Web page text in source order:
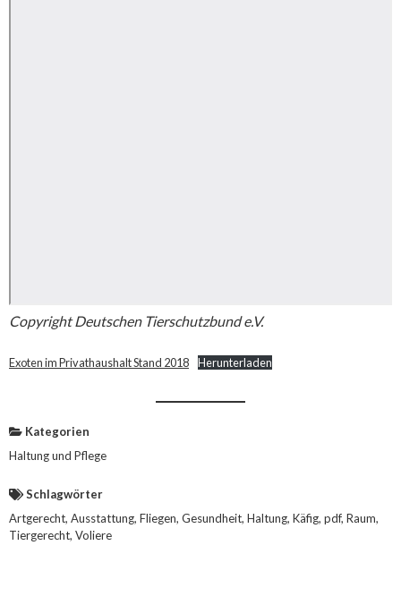
Copyright Deutschen Tierschutzbund e.V.
Exoten im Privathaushalt Stand 2018 Herunterladen
Kategorien
Haltung und Pflege
Schlagwörter
Artgerecht, Ausstattung, Fliegen, Gesundheit, Haltung, Käfig, pdf, Raum
Tiergerecht, Voliere